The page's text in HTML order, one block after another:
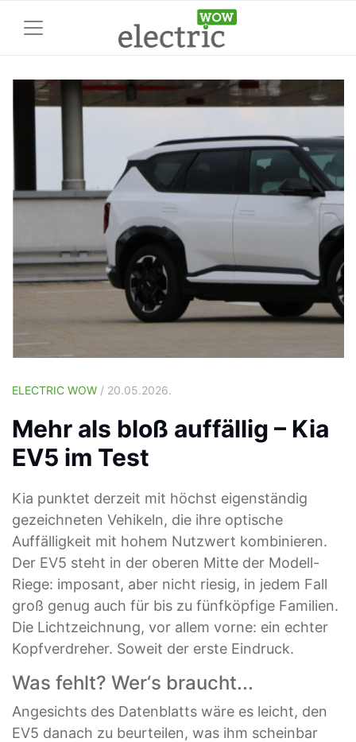
ELECTRIC WOW / 20.05.2026.
Mehr als bloß auffällig – Kia
EV5 im Test
Kia punktet derzeit mit höchst eigenständig
gezeichneten Vehikeln, die ihre optische
Auffälligkeit mit hohem Nutzwert kombinieren.
Der EV5 steht in der oberen Mitte der Modell-
Riege: imposant, aber nicht riesig, in jedem Fall
groß genug auch für bis zu fünfköpfige Familien.
Die Lichtzeichnung, vor allem vorne: ein echter
Kopfverdreher. Soweit der erste Eindruck.
Was fehlt? Wer‘s braucht...
Angesichts des Datenblatts wäre es leicht, den
EV5 danach zu beurteilen, was ihm scheinbar